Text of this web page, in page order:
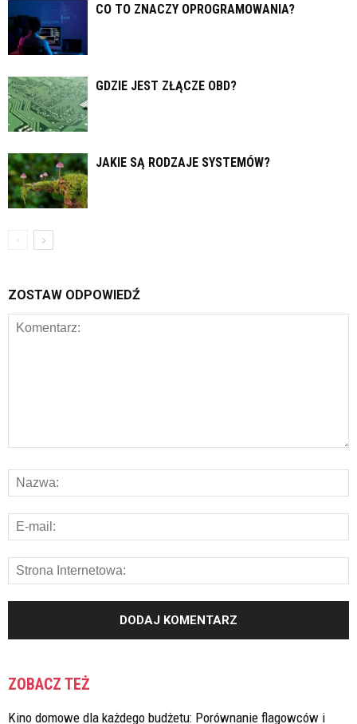
CO TO ZNACZY OPROGRAMOWANIA?
GDZIE JEST ZŁĄCZE OBD?
JAKIE SĄ RODZAJE SYSTEMÓW?
ZOSTAW ODPOWIEDŹ
ZOBACZ TEŻ
Kino domowe dla każdego budżetu: Porównanie flagowców i